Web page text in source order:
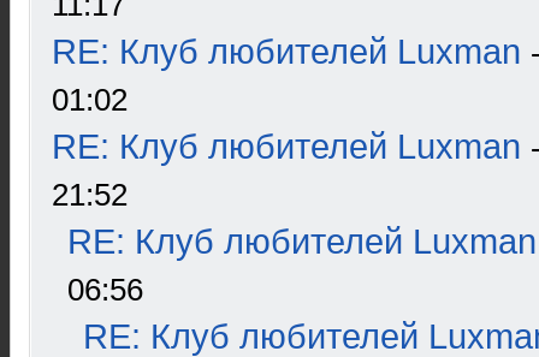
RE: Клуб любителей Luxman
01:02
RE: Клуб любителей Luxman
21:52
RE: Клуб любителей Luxman
06:56
RE: Клуб любителей